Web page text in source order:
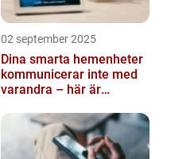
02 september 2025
Dina smarta hemenheter
kommunicerar inte med
varandra – här är